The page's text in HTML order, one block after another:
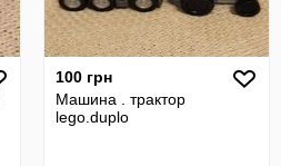
100 грн
Машина . трактор
lego.duplo